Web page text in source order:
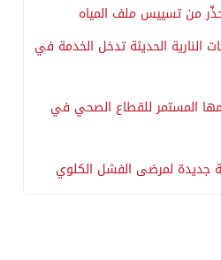
من تسييس ملف المياه
النارية الحديثة تدخل الخدمة في
المستمر للقطاع الصحي في
جديدة لمرضى الفشل الكلوي